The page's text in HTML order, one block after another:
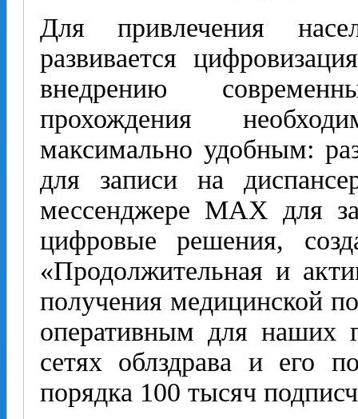
Для привлечения
развивается
внедрению
прохождения
максимально удобным:
для записи на
мессенджере MAX для
цифровые решения,
«Продолжительная и
получения медицинской
оперативным для наших
сетях облздрава и его
порядка 100 тысяч